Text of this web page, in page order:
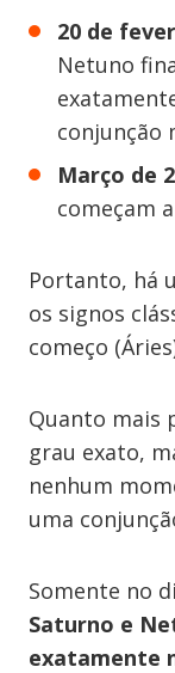
20 de
Netuno
conjunção
Março de
começam
Portanto, há
os signos
começo
Quanto mais
grau exato,
nenhum
uma
Somente no
Saturno e
exatamente